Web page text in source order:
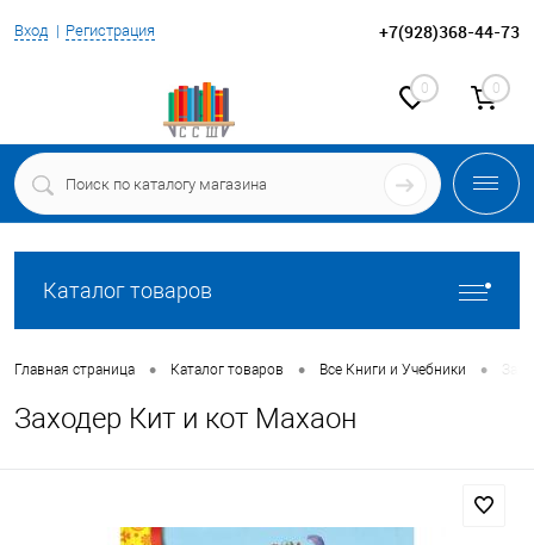
Вход Регистрация +7(928)368-44-73
0 0
Каталог товаров
Главная страница • Каталог товаров • Все Книги и Учебники •
Заходер Кит и кот Махаон